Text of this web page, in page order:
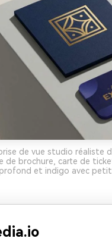
de vue studio réaliste
de brochure, carte de
et indigo avec